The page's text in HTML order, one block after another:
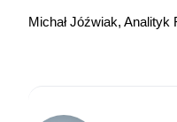
Michał Jóźwiak,